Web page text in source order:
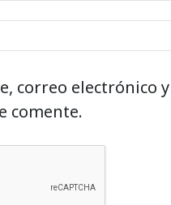
correo electrónico
comente.